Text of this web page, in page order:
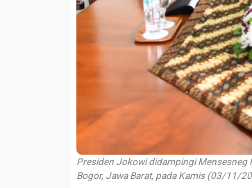
Presiden Jokowi didampingi Mensesneg
Bogor, Jawa Barat, pada Kamis (03/11/